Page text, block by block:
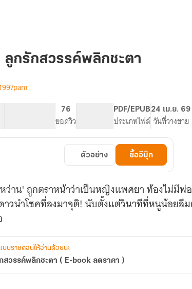
ลูกรักสวรรค์พลิกชะตา
76
ยอดวิว
PDF/EPUB
ประเภทไฟล์
24 เม.ย. 69
วันที่วางขาย
ตัวอย่าง ซื้ออีบุ๊ก
กตราหน้าว่าเป็นหญิงแพศยา ท้องไม่มีพ่อ ทว่าไม่มีใครรู้เลยว่าทารกในครรภ์
ตั้งแต่วินาทีที่หนูน้อยลืมตาดูโลก สิ่งมหัศจรรย์ก็เกิดขึ้นรอบ
บบรายตอนให้อ่านด้วยนะ
สวรรค์พลิกชะตา ( E-book ลดราคา )